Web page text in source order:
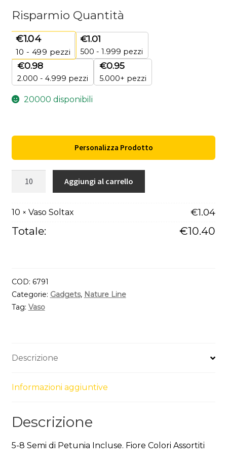
Risparmio Quantità
€1.04
10 - 499 pezzi
€1.01
500 - 1.999 pezzi
€0.98
2.000 - 4.999 pezzi
€0.95
5.000+ pezzi
20000 disponibili
Personalizza Prodotto
Aggiungi al carrello
10 × Vaso Soltax €1.04
Totale: €10.40
COD: 6791
Categorie: Gadgets, Nature Line
Tag: Vaso
Descrizione
Informazioni aggiuntive
Descrizione
5-8 Semi di Petunia Incluse. Fiore Colori Assortiti